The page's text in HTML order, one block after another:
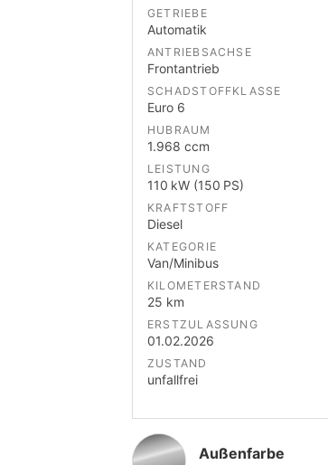
GETRIEBE
Automatik
ANTRIEBSACHSE
Frontantrieb
SCHADSTOFFKLASSE
Euro 6
HUBRAUM
1.968 ccm
LEISTUNG
110 kW (150 PS)
KRAFTSTOFF
Diesel
KATEGORIE
Van/Minibus
KILOMETERSTAND
25 km
ERSTZULASSUNG
01.02.2026
ZUSTAND
unfallfrei
Außenfarbe